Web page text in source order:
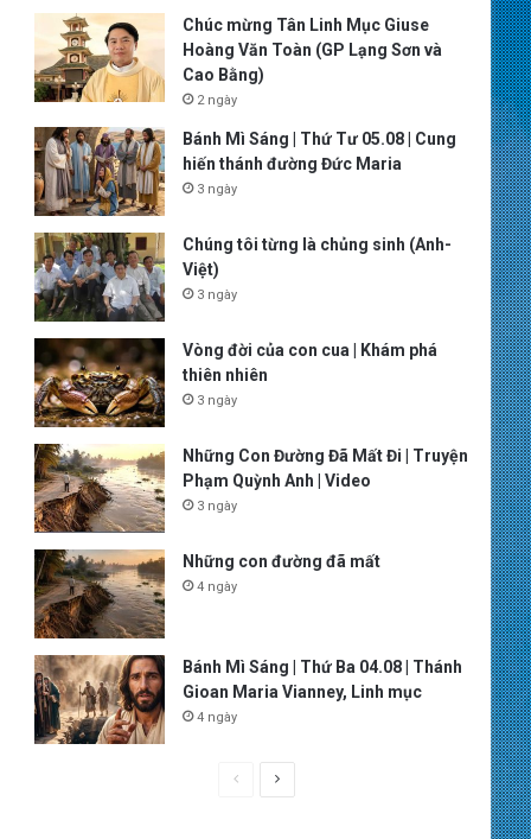
Chúc mừng Tân Linh Mục Giuse
Hoàng Văn Toàn (GP Lạng Sơn và
Cao Bằng)
2 ngày
Bánh Mì Sáng | Thứ Tư 05.08 | Cung
hiến thánh đường Đức Maria
3 ngày
Chúng tôi từng là chủng sinh (Anh-
Việt)
3 ngày
Vòng đời của con cua | Khám phá
thiên nhiên
3 ngày
Những Con Đường Đã Mất Đi | Truyện
Phạm Quỳnh Anh | Video
3 ngày
Những con đường đã mất
4 ngày
Bánh Mì Sáng | Thứ Ba 04.08 | Thánh
Gioan Maria Vianney, Linh mục
4 ngày